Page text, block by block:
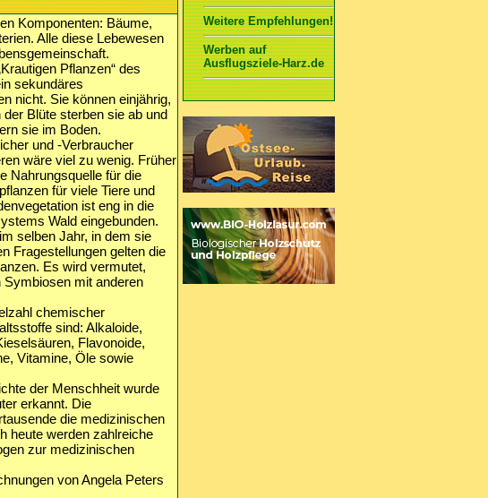
Weitere Empfehlungen!
Werben auf
Ausflugsziele-Harz.de
Komponenten: Bäume,
Alle diese Lebewesen
Pflanzen“ des
sekundäres
nicht. Sie können einjährig,
Blüte sterben sie ab und
sie im Boden.
und -Verbraucher
wäre viel zu wenig. Früher
Nahrungsquelle für die
für viele Tiere und
ist eng in die
Wald eingebunden.
selben Jahr, in dem sie
Fragestellungen gelten die
Es wird vermutet,
mit anderen
chemischer
sind: Alkaloide,
Flavonoide,
Vitamine, Öle sowie
der Menschheit wurde
erkannt. Die
die medizinischen
heute werden zahlreiche
zur medizinischen
von Angela Peters